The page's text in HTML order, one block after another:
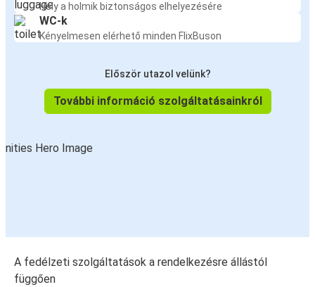
Hely a holmik biztonságos elhelyezésére
WC-k
Kényelmesen elérhető minden FlixBuson
Először utazol velünk?
További információ szolgáltatásainkról
A fedélzeti szolgáltatások a rendelkezésre állástól
függően